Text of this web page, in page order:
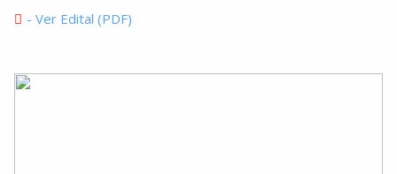
- Ver Edital (PDF)